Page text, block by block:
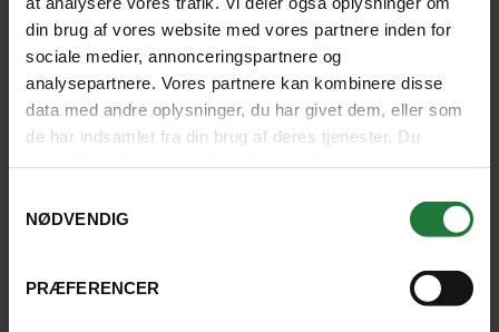
din brug af vores website med vores partnere inden for
sociale medier, annonceringspartnere og
analysepartnere. Vores partnere kan kombinere disse
data med andre oplysninger, du har givet dem, eller som
de har indsamlet fra din brug af deres tjenester. Du
NØDVENDIG
PRÆFERENCER
eller hos egen læge, inden du tager afsted. Det er en
god idé at undersøge forholdene på dine rejsemål. På
den måde kan du tage alle de nødvendige
forholdsregler som f.eks. brug af
malariaforebyggelse, myggespray, vaccinationer
Herunder finder du en række forslag til sider, hvor du
din kommende rejse.